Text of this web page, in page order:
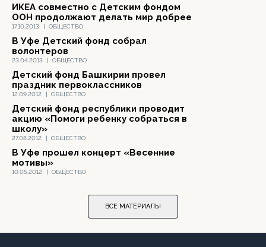
17.10.2013 | ОБЩЕСТВО
ИКЕА совместно с Детским фондом
ООН продолжают делать мир добрее
23.04.2013 | ОБЩЕСТВО
В Уфе Детский фонд собрал
волонтеров
12.09.2012 | ОБЩЕСТВО
Детский фонд Башкирии провел
праздник первоклассников
27.08.2012 | ОБЩЕСТВО
Детский фонд республики проводит
акцию «Помоги ребенку собраться в
школу»
10.05.2012 | ОБЩЕСТВО
В Уфе прошел концерт «Весенние
мотивы»
ВСЕ МАТЕРИАЛЫ